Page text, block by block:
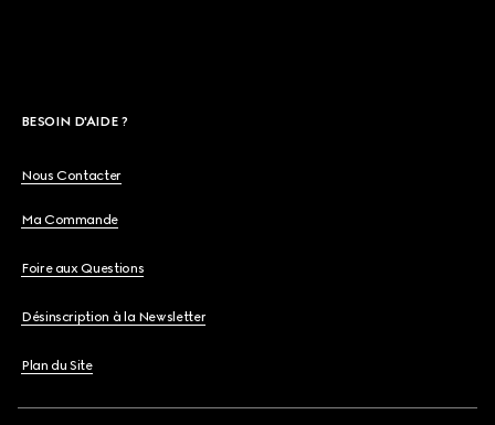
BESOIN D'AIDE ?
Nous Contacter
Ma Commande
Foire aux Questions
Désinscription à la Newsletter
Plan du Site